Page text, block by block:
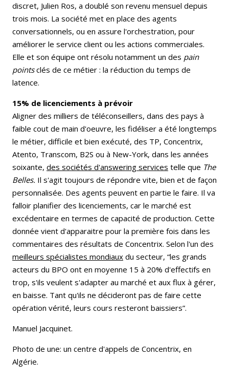
discret, Julien Ros, a doublé son revenu mensuel depuis
trois mois. La société met en place des agents
conversationnels, ou en assure l'orchestration, pour
améliorer le service client ou les actions commerciales.
Elle et son équipe ont résolu notamment un des pain
pointsclés de ce métier : la réduction du temps de
latence.
15% de licenciements à prévoir
Aligner des milliers de téléconseillers, dans des pays à
faible cout de main d'oeuvre, les fidéliser a été longtemps
le métier, difficile et bien exécuté, des TP, Concentrix,
Atento, Transcom, B2S ou à New-York, dans les années
soixante, des sociétés d'answering services telle que The
Belles. Il s'agit toujours de répondre vite, bien et de façon
personnalisée. Des agents peuvent en partie le faire. Il va
falloir planifier des licenciements, car le marché est
excédentaire en termes de capacité de production. Cette
donnée vient d'apparaitre pour la première fois dans les
commentaires des résultats de Concentrix. Selon l'un des
meilleurs spécialistes mondiaux du secteur, “les grands
acteurs du BPO ont en moyenne 15 à 20% d'effectifs en
trop, s'ils veulent s'adapter au marché et aux flux à gérer,
en baisse. Tant qu'ils ne décideront pas de faire cette
opération vérité, leurs cours resteront baissiers”.
Manuel Jacquinet.
Photo de une: un centre d'appels de Concentrix, en
Algérie.